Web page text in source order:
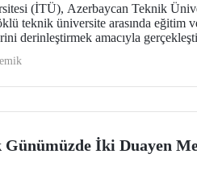
(İTÜ), Azerbaycan Teknik
teknik üniversite arasında eğitim
derinleştirmek amacıyla
atıldı.
Günümüzde İki Duayen